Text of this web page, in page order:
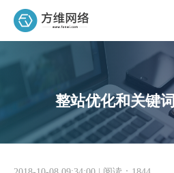
整站优化和关键